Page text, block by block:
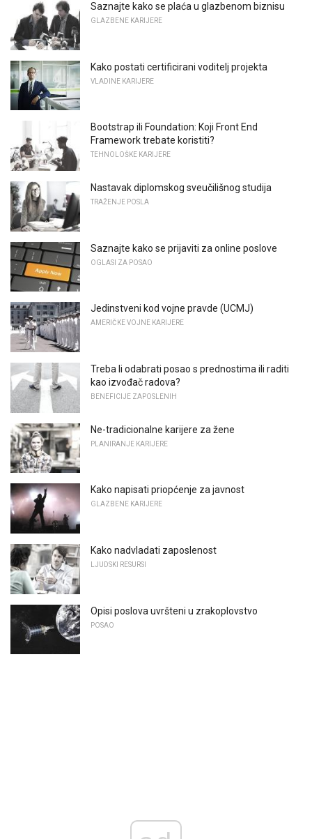
Saznajte kako se plaća u glazbenom biznisu
GLAZBENE KARIJERE
Kako postati certificirani voditelj projekta
VLADINE KARIJERE
Bootstrap ili Foundation: Koji Front End
Framework trebate koristiti?
TEHNOLOŠKE KARIJERE
Nastavak diplomskog sveučilišnog studija
TRAŽENJE POSLA
Saznajte kako se prijaviti za online poslove
OGLASI ZA POSAO
Jedinstveni kod vojne pravde (UCMJ)
AMERIČKE VOJNE KARIJERE
Treba li odabrati posao s prednostima ili raditi
kao izvođač radova?
BENEFICIJE ZAPOSLENIH
Ne-tradicionalne karijere za žene
PLANIRANJE KARIJERE
Kako napisati priopćenje za javnost
GLAZBENE KARIJERE
Kako nadvladati zaposlenost
LJUDSKI RESURSI
Opisi poslova uvršteni u zrakoplovstvo
POSAO